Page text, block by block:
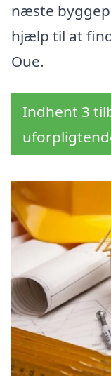
næste
hjælp til at
Oue.
Indhent 3